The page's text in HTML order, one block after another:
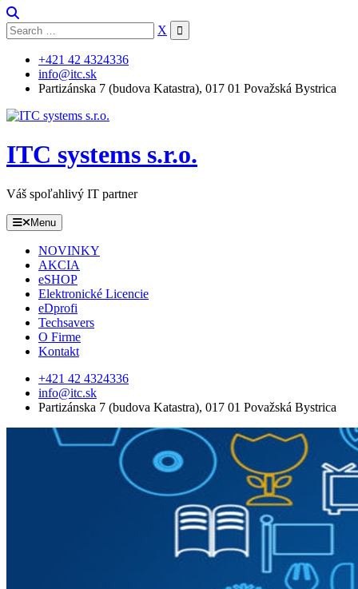
Skip
to
content
Search
for:
X
+421 42 4324336
info@itc.sk
Partizánska 7 (budova Katastra), 017 01 Považská Bystrica
ITC systems s.r.o.
Váš spoľahlivý IT partner
Menu
NOVINKY
AKCIA
eSHOP
Elektronické Licencie
eDprofi
Techsavers
O Firme
Kontakt
+421 42 4324336
info@itc.sk
Partizánska 7 (budova Katastra), 017 01 Považská Bystrica